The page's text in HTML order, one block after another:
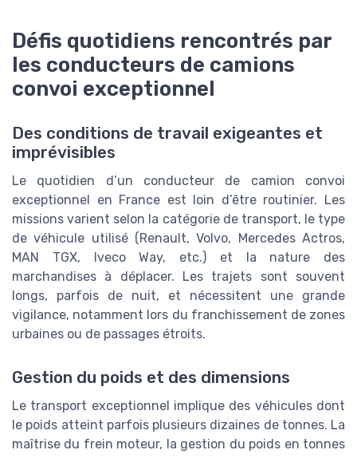
Défis quotidiens rencontrés par
les conducteurs de camions
convoi exceptionnel
Des conditions de travail exigeantes et
imprévisibles
Le quotidien d’un conducteur de camion convoi
exceptionnel en France est loin d’être routinier. Les
missions varient selon la catégorie de transport, le type
de véhicule utilisé (Renault, Volvo, Mercedes Actros,
MAN TGX, Iveco Way, etc.) et la nature des
marchandises à déplacer. Les trajets sont souvent
longs, parfois de nuit, et nécessitent une grande
vigilance, notamment lors du franchissement de zones
urbaines ou de passages étroits.
Gestion du poids et des dimensions
Le transport exceptionnel implique des véhicules dont
le poids atteint parfois plusieurs dizaines de tonnes. La
maîtrise du frein moteur, la gestion du poids en tonnes